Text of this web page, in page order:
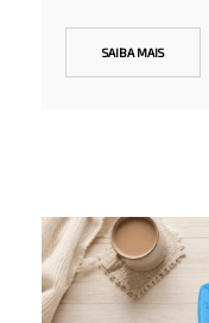
SAIBA MAIS